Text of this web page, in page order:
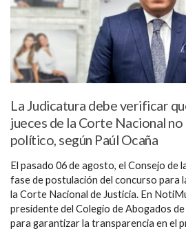
La Judicatura debe verificar
jueces de la Corte Nacional no
político, según Paúl Ocaña
El pasado 06 de agosto, el Consejo de
fase de postulación del concurso para
la Corte Nacional de Justicia. En
presidente del Colegio de Abogados
para garantizar la transparencia en el